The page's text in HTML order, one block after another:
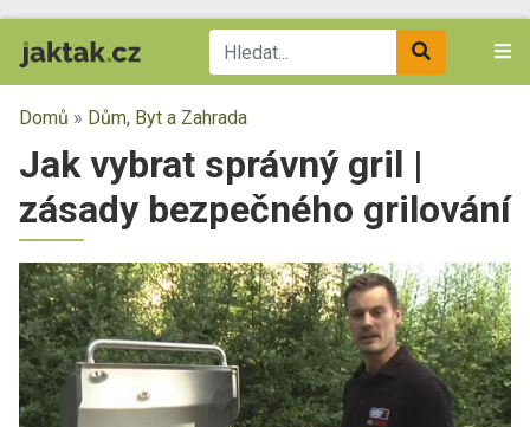
Domů » Dům, Byt a Zahrada
Jak vybrat správný gril |
zásady bezpečného grilování